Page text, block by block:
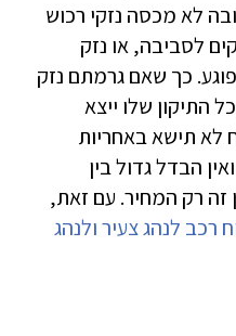
לא מכסה נזקי רכוש
לסביבה, או נזק
כך שאם גרמתם נזק
התיקון שלו ייצא
לא תישא באחריות
הבדל גדול בין
זה רק המחיר. עם זאת,
רכב לנהג צעיר ולנהג